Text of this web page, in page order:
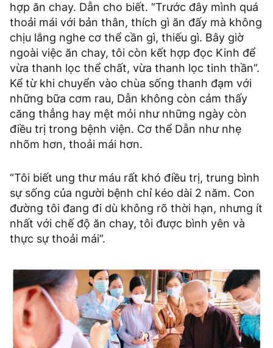
hợp ăn chay. Dẫn cho biết. “Trước đây mình quá
thoải mái với bản thân, thích gì ăn đấy mà không
chịu lắng nghe cơ thể cần gì, thiếu gì. Bây giờ
ngoài việc ăn chay, tôi còn kết hợp đọc Kinh để
vừa thanh lọc thể chất, vừa thanh lọc tinh thần”.
Kể từ khi chuyển vào chùa sống thanh đạm với
những bữa cơm rau, Dẫn không còn cảm thấy
căng thẳng hay mệt mỏi như những ngày còn
điều trị trong bệnh viện. Cơ thể Dẫn như nhẹ
nhõm hơn, thoải mái hơn.
“Tôi biết ung thư máu rất khó điều trị, trung bình
sự sống của người bệnh chỉ kéo dài 2 năm. Con
đường tôi đang đi dù không rõ thời hạn, nhưng ít
nhất với chế độ ăn chay, tôi được bình yên và
thực sự thoải mái”.